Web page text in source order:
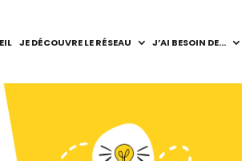
JE DÉCOUVRE LE RÉSEAU J’AI BESOIN DE…